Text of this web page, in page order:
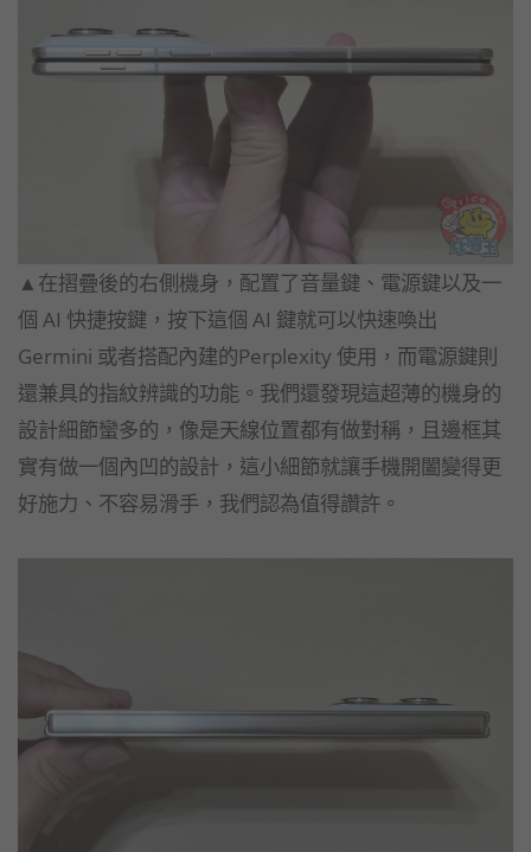
▲在摺疊後的右側機身，配置了音量鍵、電源鍵以及一
個 AI 快捷按鍵，按下這個 AI 鍵就可以快速喚出
Germini 或者搭配內建的Perplexity 使用，而電源鍵則
還兼具的指紋辨識的功能。我們還發現這超薄的機身的
設計細節蠻多的，像是天線位置都有做對稱，且邊框其
實有做一個內凹的設計，這小細節就讓手機開闔變得更
好施力、不容易滑手，我們認為值得讚許。